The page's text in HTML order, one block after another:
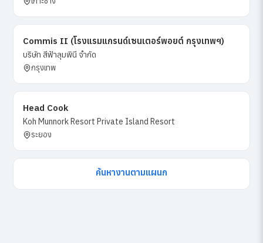
Commis II (โรงแรมแกรนด์เซนเตอร์พอยต์ กรุงเทพฯ)
บริษัท สีฟ้าลุมพินี จำกัด
กรุงเทพ
Head Cook
Koh Munnork Resort Private Island Resort
ระยอง
ค้นหางานตามแผนก